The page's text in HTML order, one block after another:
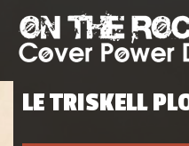
LE TRISKELL